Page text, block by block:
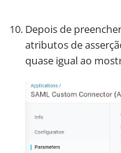
Depois de
atributos de
quase igual ao